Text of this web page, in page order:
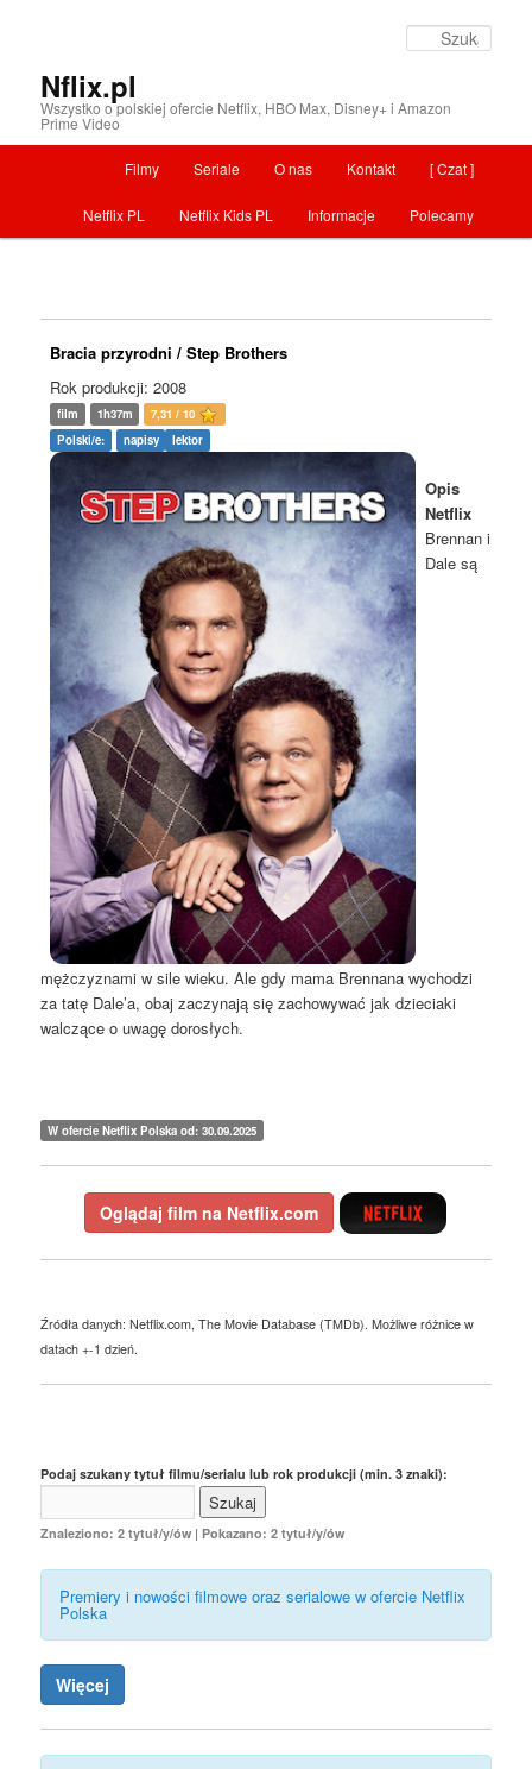
Nflix.pl
Wszystko o polskiej ofercie Netflix, HBO Max, Disney+ i Amazon
Prime Video
Menu główne
Przeskocz do tekstu [ Czat ]
Kontakt
O nas
Seriale
Filmy
Polecamy
Informacje
Netflix Kids PL
Netflix PL
Bracia przyrodni / Step Brothers
Rok produkcji: 2008
film 1h37m
7,31 / 10
Polski/e:
napisy lektor
Opis
Netflix
Brennan i
Dale są
mężczyznami w sile wieku. Ale gdy mama Brennana wychodzi
za tatę Dale’a, obaj zaczynają się zachowywać jak dzieciaki
walczące o uwagę dorosłych.
W ofercie Netflix Polska od: 30.09.2025
Oglądaj film na Netflix.com
Źródła danych: Netflix.com, The Movie Database (TMDb). Możliwe różnice w
datach +-1 dzień.
Podaj szukany tytuł filmu/serialu lub rok produkcji (min. 3 znaki):
Znaleziono: 2 tytuł/y/ów | Pokazano: 2 tytuł/y/ów
Premiery i nowości filmowe oraz serialowe w ofercie Netflix
Polska
Więcej